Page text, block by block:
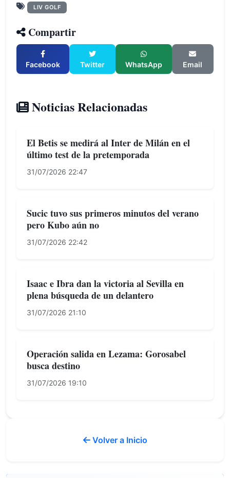
LIV GOLF
Compartir
Facebook Twitter WhatsApp Email
Noticias Relacionadas
El Betis se medirá al Inter de Milán en el
último test de la pretemporada
31/07/2026 22:47
Sucic tuvo sus primeros minutos del verano
pero Kubo aún no
31/07/2026 22:42
Isaac e Ibra dan la victoria al Sevilla en
plena búsqueda de un delantero
31/07/2026 21:10
Operación salida en Lezama: Gorosabel
busca destino
31/07/2026 19:10
Volver a Inicio